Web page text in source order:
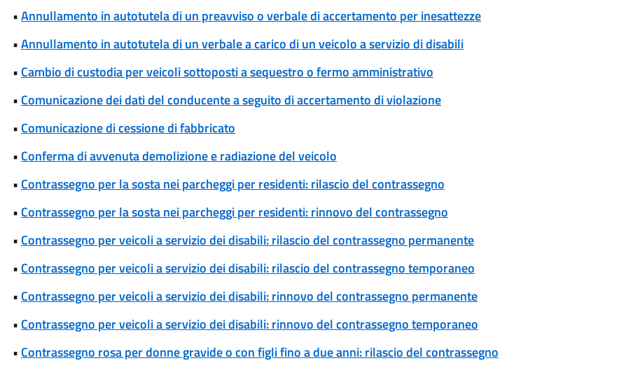
•Annullamento in autotutela di un preavviso o verbale di accertamento per inesattezze
•Annullamento in autotutela di un verbale a carico di un veicolo a servizio di disabili
• Cambio di custodia per veicoli sottoposti a sequestro o fermo amministrativo
• Comunicazione dei dati del conducente a seguito di accertamento di violazione
• Comunicazione di cessione di fabbricato
• Conferma di avvenuta demolizione e radiazione del veicolo
• Contrassegno per la sosta nei parcheggi per residenti: rilascio del contrassegno
• Contrassegno per la sosta nei parcheggi per residenti: rinnovo del contrassegno
• Contrassegno per veicoli a servizio dei disabili: rilascio del contrassegno permanente
• Contrassegno per veicoli a servizio dei disabili: rilascio del contrassegno temporaneo
• Contrassegno per veicoli a servizio dei disabili: rinnovo del contrassegno permanente
• Contrassegno per veicoli a servizio dei disabili: rinnovo del contrassegno temporaneo
• Contrassegno rosa per donne gravide o con figli fino a due anni: rilascio del contrassegno